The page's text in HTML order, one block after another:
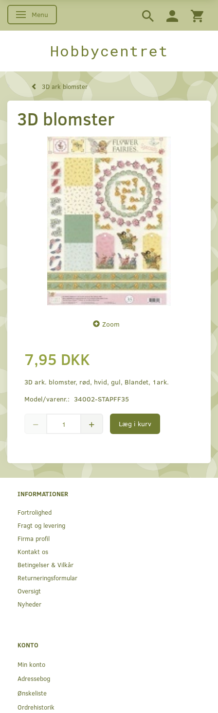
Skifte navigation
Menu
Hobbycentret
3D ark blomster
3D blomster
Zoom
7,95 DKK
3D ark. blomster, rød, hvid, gul, Blandet, 1ark.
Model/varenr.: 34002-STAPFF35
Læg i kurv
INFORMATIONER
Fortrolighed
Fragt og levering
Firma profil
Kontakt os
Betingelser & Vilkår
Returneringsformular
Oversigt
Nyheder
KONTO
Min konto
Adressebog
Ønskeliste
Ordrehistorik